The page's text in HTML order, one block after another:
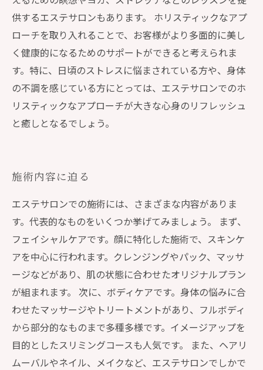
供するエステサロンもあります。 ホリスティックなアプ
ローチを取り入れることで、お客様がより多面的に美し
く健康的になるためのサポートができると考えられま
す。特に、日頃のストレスに悩まされている方や、身体
の不調を感じている方にとっては、エステサロンでのホ
リスティックなアプローチが大きな心身のリフレッシュ
と癒しとなるでしょう。
施術内容に迫る
エステサロンでの施術には、さまざまな内容がありま
す。代表的なものをいくつか挙げてみましょう。 まず、
フェイシャルケアです。顔に特化した施術で、スキンケ
アを中心に行われます。クレンジングやパック、マッサ
ージなどがあり、肌の状態に合わせたオリジナルプラン
が組まれます。 次に、ボディケアです。身体の悩みに合
わせたマッサージやトリートメントがあり、フルボディ
から部分的なものまで多種多様です。イメージアップを
目的としたスリミングコースも人気です。 また、ヘアリ
ムーバルやネイル、メイクなど、エステサロンでしかで